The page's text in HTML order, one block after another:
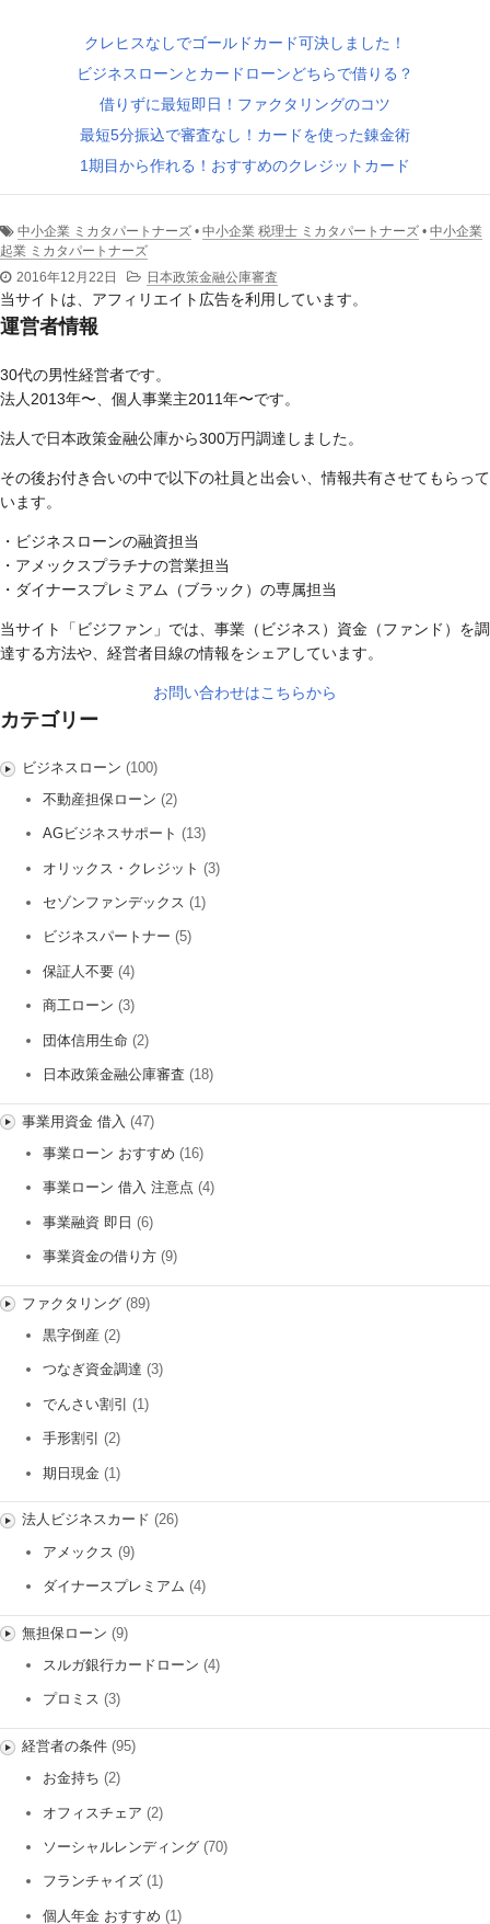
クレヒスなしでゴールドカード可決しました！
ビジネスローンとカードローンどちらで借りる？
借りずに最短即日！ファクタリングのコツ
最短5分振込で審査なし！カードを使った錬金術
1期目から作れる！おすすめのクレジットカード
中小企業 ミカタパートナーズ • 中小企業 税理士 ミカタパートナーズ • 中小企業
起業 ミカタパートナーズ
2016年12月22日
日本政策金融公庫審査
当サイトは、アフィリエイト広告を利用しています。
運営者情報
30代の男性経営者です。
法人2013年〜、個人事業主2011年〜です。
法人で日本政策金融公庫から300万円調達しました。
その後お付き合いの中で以下の社員と出会い、情報共有させてもらって
います。
・ビジネスローンの融資担当
・アメックスプラチナの営業担当
・ダイナースプレミアム（ブラック）の専属担当
当サイト「ビジファン」では、事業（ビジネス）資金（ファンド）を調
達する方法や、経営者目線の情報をシェアしています。
お問い合わせはこちらから
カテゴリー
ビジネスローン (100)
不動産担保ローン (2)
AGビジネスサポート (13)
オリックス・クレジット (3)
セゾンファンデックス (1)
ビジネスパートナー (5)
保証人不要 (4)
商工ローン (3)
団体信用生命 (2)
日本政策金融公庫審査 (18)
事業用資金 借入 (47)
事業ローン おすすめ (16)
事業ローン 借入 注意点 (4)
事業融資 即日 (6)
事業資金の借り方 (9)
ファクタリング(89)
黒字倒産 (2)
つなぎ資金調達 (3)
でんさい割引 (1)
手形割引 (2)
期日現金 (1)
法人ビジネスカード (26)
アメックス (9)
ダイナースプレミアム (4)
無担保ローン (9)
スルガ銀行カードローン (4)
プロミス (3)
経営者の条件(95)
お金持ち (2)
オフィスチェア (2)
ソーシャルレンディング (70)
フランチャイズ (1)
個人年金 おすすめ (1)